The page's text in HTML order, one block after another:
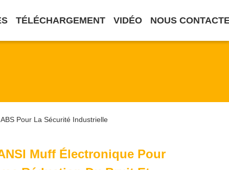
TÉLÉCHARGEMENT VIDÉO NOUS
Pour La Sécurité Industrielle
Muff Électronique Pour